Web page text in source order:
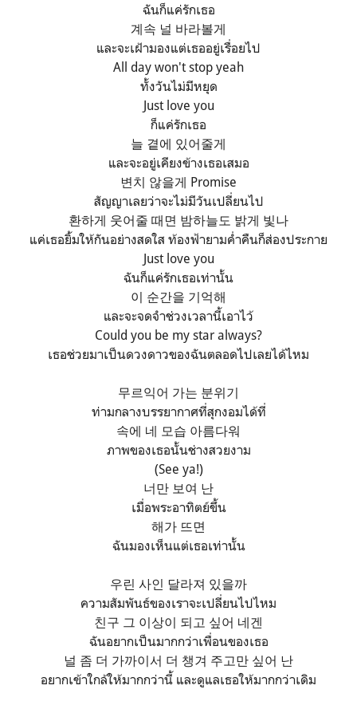
ฉันก็แค่รักเธอ
계속 널 바라볼게
และจะเฝ้ามองแต่เธออยู่เรื่อยไป
All day won't stop yeah
ทั้งวันไม่มีหยุด
Just love you
ก็แค่รักเธอ
늘 곁에 있어줄게
และจะอยู่เคียงข้างเธอเสมอ
변치 않을게 Promise
สัญญาเลยว่าจะไม่มีวันเปลี่ยนไป
환하게 웃어줄 때면 밤하늘도 밝게 빛나
แค่เธอยิ้มให้กันอย่างสดใส ท้องฟ้ายามค่ำคืนก็ส่องประกาย
Just love you
ฉันก็แค่รักเธอเท่านั้น
이 순간을 기억해
และจะจดจำช่วงเวลานี้เอาไว้
Could you be my star always?
เธอช่วยมาเป็นดวงดาวของฉันตลอดไปเลยได้ไหม
무르익어 가는 분위기
ท่ามกลางบรรยากาศที่สุกงอมได้ที่
속에 네 모습 아름다워
ภาพของเธอนั้นช่างสวยงาม
(See ya!)
너만 보여 난
เมื่อพระอาทิตย์ขึ้น
해가 뜨면
ฉันมองเห็นแต่เธอเท่านั้น
우린 사인 달라져 있을까
ความสัมพันธ์ของเราจะเปลี่ยนไปไหม
친구 그 이상이 되고 싶어 네겐
ฉันอยากเป็นมากกว่าเพื่อนของเธอ
널 좀 더 가까이서 더 챙겨 주고만 싶어 난
อยากเข้าใกล้ให้มากกว่านี้ และดูแลเธอให้มากกว่าเดิม